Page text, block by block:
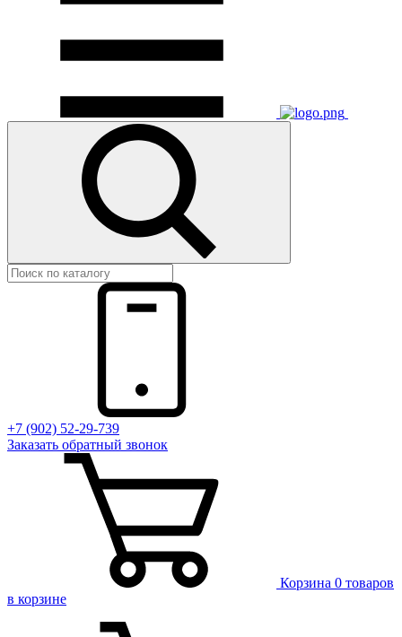
+7 (902) 52-29-739
Заказать обратный звонок
Корзина 0 товаров
в корзине